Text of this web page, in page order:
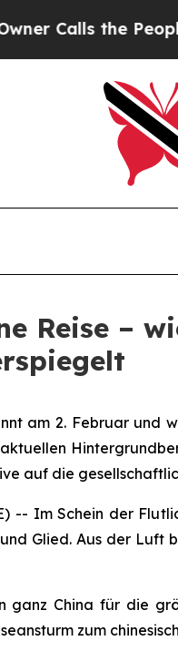
the People
Reise –
am 2. Februar
auf die
-- Im Schein der
Glied. Aus der
ganz China für die
zum